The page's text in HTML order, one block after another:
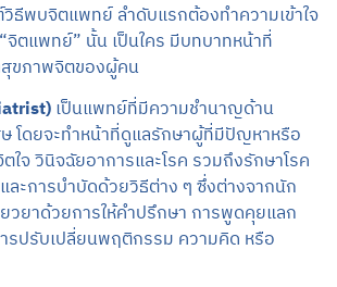
วิธีพบจิตแพทย์ ลำดับแรกต้องทำความเข้าใจ
จิตแพทย์” นั้น เป็นใคร มีบทบาทหน้าที่
สุขภาพจิตของผู้คน
เป็นแพทย์ที่มีความชำนาญด้าน
โดยจะทำหน้าที่ดูแลรักษาผู้ที่มีปัญหาหรือ
จ วินิจฉัยอาการและโรค รวมถึงรักษาโรค
ละการบำบัดด้วยวิธีต่าง ๆ ซึ่งต่างจากนัก
วยาด้วยการให้คำปรึกษา การพูดคุยแลก
ารปรับเปลี่ยนพฤติกรรม ความคิด หรือ